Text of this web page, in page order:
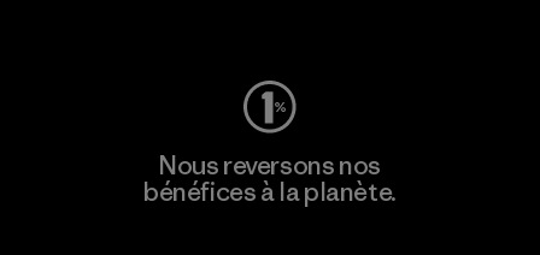
Nous reversons nos
bénéfices à la planète.